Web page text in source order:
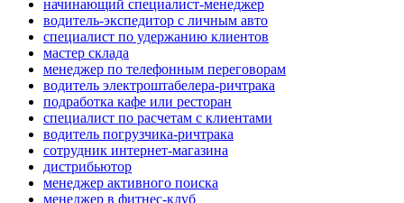
начинающий специалист-менеджер
водитель-экспедитор с личным авто
специалист по удержанию клиентов
мастер склада
менеджер по телефонным переговорам
водитель электроштабелера-ричтрака
подработка кафе или ресторан
специалист по расчетам с клиентами
водитель погрузчика-ричтрака
сотрудник интернет-магазина
дистрибьютор
менеджер активного поиска
менеджер в фитнес-клуб